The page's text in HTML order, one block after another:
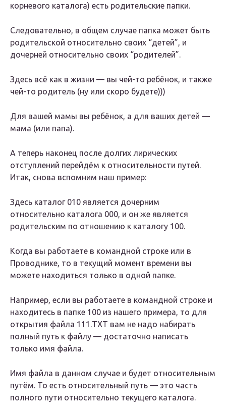
корневого каталога) есть родительские папки.
Следовательно, в общем случае папка может быть
родительской относительно своих “детей”, и
дочерней относительно своих “родителей”.
Здесь всё как в жизни — вы чей-то ребёнок, и также
чей-то родитель (ну или скоро будете)))
Для вашей мамы вы ребёнок, а для ваших детей —
мама (или папа).
А теперь наконец после долгих лирических
отступлений перейдём к относительности путей.
Итак, снова вспомним наш пример:
Здесь каталог 010 является дочерним
относительно каталога 000, и он же является
родительским по отношению к каталогу 100.
Когда вы работаете в командной строке или в
Проводнике, то в текущий момент времени вы
можете находиться только в одной папке.
Например, если вы работаете в командной строке и
находитесь в папке 100 из нашего примера, то для
открытия файла 111.ТХТ вам не надо набирать
полный путь к файлу — достаточно написать
только имя файла.
Имя файла в данном случае и будет относительным
путём. То есть относительный путь — это часть
полного пути относительно текущего каталога.